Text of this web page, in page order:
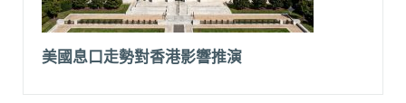
美國息口走勢對香港影響推演